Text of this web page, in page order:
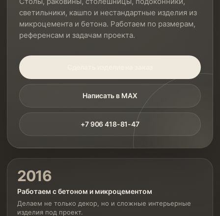
светильники, кашпо и нестандартные изделия из
микроцемента и бетона. Работаем по размерам,
референсам и задачам проекта.
Написать в MAX
+7 906 418-81-47
2016
Работаем с бетоном и микроцементом
Делаем не только декор, но и сложные интерьерные
изделия под проект.